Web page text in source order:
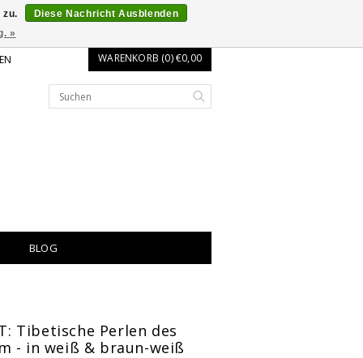
WARENKORB (0) €0,00
BLOG
Tibetische Perlen des
- in weiß & braun-weiß
zu.
Diese Nachricht Ausblenden
»